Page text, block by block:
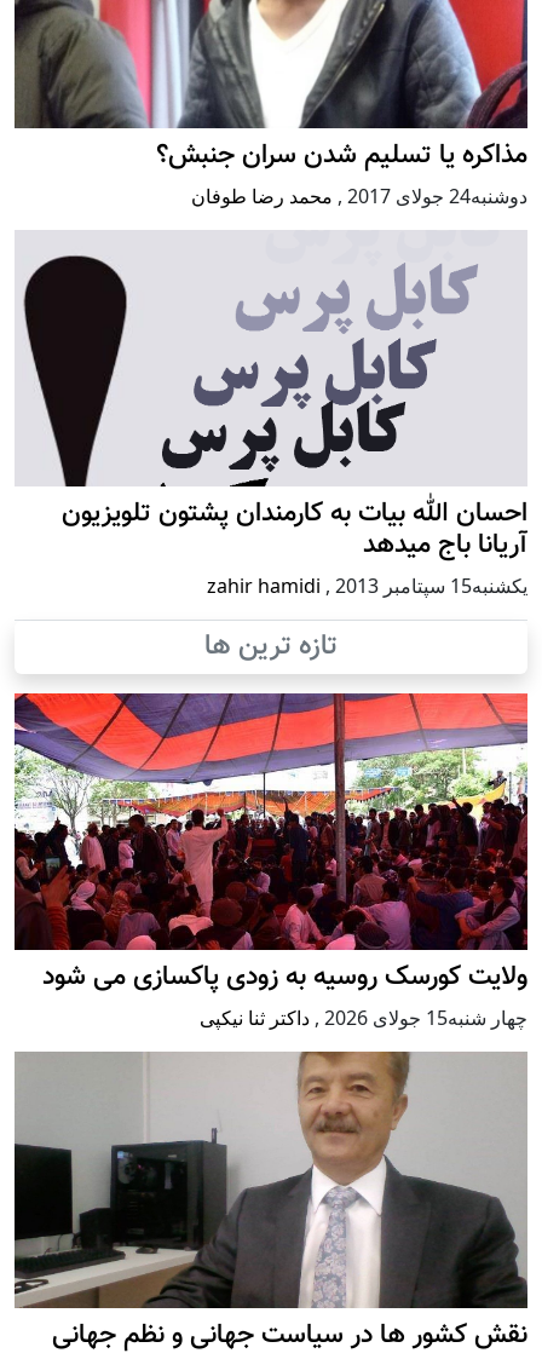
مذاکره یا تسلیم شدن سران جنبش؟
دوشنبه24 جولای 2017 , محمد رضا طوفان
احسان الله بیات به کارمندان پشتون تلویزیون
آریانا باج میدهد
يكشنبه15 سپتامبر 2013 ,
zahir hamidi
تازه ترین ها
ولایت کورسک روسیه به زودی پاکسازی می شود
چهار شنبه15 جولای 2026 , داکتر ثنا نیکپی
نقش کشور ها در سیاست جهانی و نظم جهانی